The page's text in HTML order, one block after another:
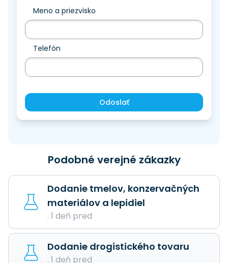
Meno a priezvisko
Telefón
Odoslať
Podobné verejné zákazky
Dodanie tmelov, konzervačných
materiálov a lepidiel
. 1 deň pred
Dodanie drogistického tovaru
. 1 deň pred